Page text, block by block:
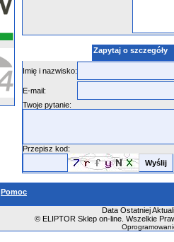
Zapytaj o szczegóły
Imię i nazwisko:
E-mail:
Twoje pytanie:
Przepisz kod:
Pomoc
Data Ostatniej
©ELIPTOR Sklep on-line. Wszelkie